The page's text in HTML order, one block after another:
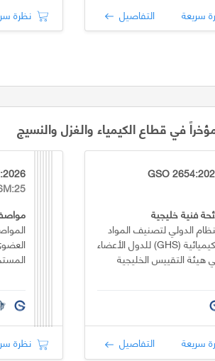
سريعة التفاصيل نظرة
في قطاع الكيمياء والغزل والنسيج
GSO
فنية خليجية
الدولي لتصنيف المواد
الكيميائية (GHS) للدول الأعضاء
هيئة التقييس الخليجية
سريعة التفاصيل نظرة